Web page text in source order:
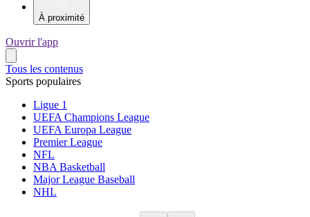
À proximité
Ouvrir l'app
Tous les contenus
Sports populaires
Ligue 1
UEFA Champions League
UEFA Europa League
Premier League
NFL
NBA Basketball
Major League Baseball
NHL